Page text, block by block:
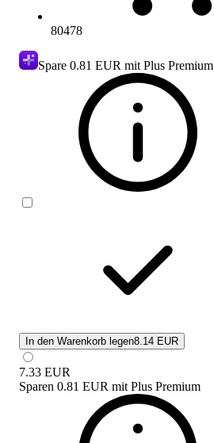
80478
Spare 0.81 EUR mit Plus Premium
In den Warenkorb legen8.14 EUR
7.33 EUR
Sparen 0.81 EUR mit Plus Premium